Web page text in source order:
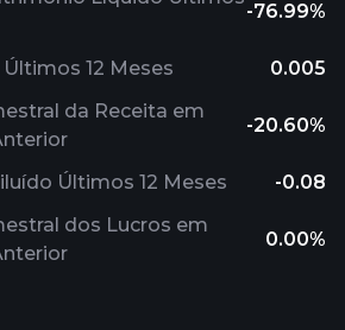
-76.99%
12 Meses
0.005
da Receita em
-20.60%
Últimos 12 Meses
-0.08
dos Lucros em
0.00%